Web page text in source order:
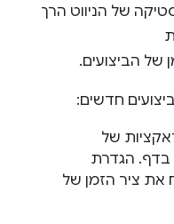
של הניווט הרך
של הביצועים.
חדשים:
של
בדף. הגדרת
את ציר הזמן של